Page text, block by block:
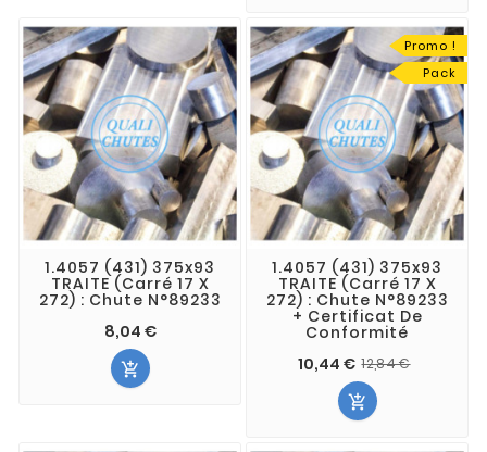
1.4057 (431) 375x93
TRAITE (Carré 17 X
272) : Chute N°89233
8,04 €

Promo !
Pack
1.4057 (431) 375x93
TRAITE (Carré 17 X
272) : Chute N°89233
+ Certificat De
Conformité
10,44 € 12,84 €
